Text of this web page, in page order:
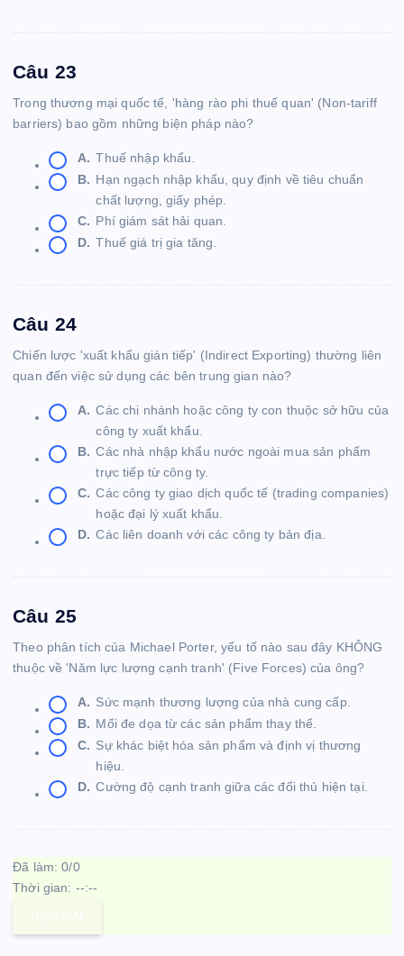
Câu 23
Trong thương mại quốc tế, 'hàng rào phi thuế quan' (Non-tariff
barriers) bao gồm những biện pháp nào?
A. Thuế nhập khẩu.
B. Hạn ngạch nhập khẩu, quy định về tiêu chuẩn
chất lượng, giấy phép.
C. Phí giám sát hải quan.
D. Thuế giá trị gia tăng.
Câu 24
Chiến lược 'xuất khẩu gián tiếp' (Indirect Exporting) thường liên
quan đến việc sử dụng các bên trung gian nào?
A. Các chi nhánh hoặc công ty con thuộc sở hữu của
công ty xuất khẩu.
B. Các nhà nhập khẩu nước ngoài mua sản phẩm
trực tiếp từ công ty.
C. Các công ty giao dịch quốc tế (trading companies)
hoặc đại lý xuất khẩu.
D. Các liên doanh với các công ty bản địa.
Câu 25
Theo phân tích của Michael Porter, yếu tố nào sau đây KHÔNG
thuộc về 'Năm lực lượng cạnh tranh' (Five Forces) của ông?
A. Sức mạnh thương lượng của nhà cung cấp.
B. Mối đe dọa từ các sản phẩm thay thế.
C. Sự khác biệt hóa sản phẩm và định vị thương
hiệu.
D. Cường độ cạnh tranh giữa các đối thủ hiện tại.
Đã làm:0/0
Thời gian: --:--